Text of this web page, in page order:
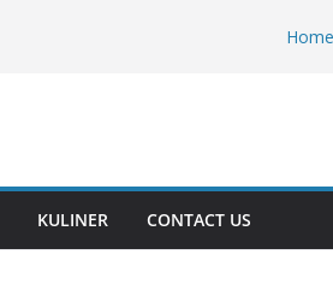
Home
KULINER CONTACT US